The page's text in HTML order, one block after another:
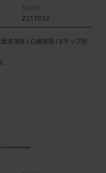
製品番号:
Z217032
洗浄用 / 臼歯部用 / Eチップ用